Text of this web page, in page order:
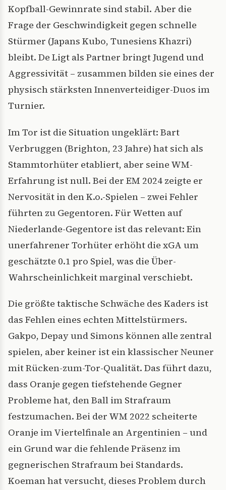
Kopfball-Gewinnrate sind stabil. Aber die
Frage der Geschwindigkeit gegen schnelle
Stürmer (Japans Kubo, Tunesiens Khazri)
bleibt. De Ligt als Partner bringt Jugend und
Aggressivität – zusammen bilden sie eines der
physisch stärksten Innenverteidiger-Duos im
Turnier.
Im Tor ist die Situation ungeklärt: Bart
Verbruggen (Brighton, 23 Jahre) hat sich als
Stammtorhüter etabliert, aber seine WM-
Erfahrung ist null. Bei der EM 2024 zeigte er
Nervosität in den K.o.-Spielen – zwei Fehler
führten zu Gegentoren. Für Wetten auf
Niederlande-Gegentore ist das relevant: Ein
unerfahrener Torhüter erhöht die xGA um
geschätzte 0.1 pro Spiel, was die Über-
Wahrscheinlichkeit marginal verschiebt.
Die größte taktische Schwäche des Kaders ist
das Fehlen eines echten Mittelstürmers.
Gakpo, Depay und Simons können alle zentral
spielen, aber keiner ist ein klassischer Neuner
mit Rücken-zum-Tor-Qualität. Das führt dazu,
dass Oranje gegen tiefstehende Gegner
Probleme hat, den Ball im Strafraum
festzumachen. Bei der WM 2022 scheiterte
Oranje im Viertelfinale an Argentinien – und
ein Grund war die fehlende Präsenz im
gegnerischen Strafraum bei Standards.
Koeman hat versucht, dieses Problem durch